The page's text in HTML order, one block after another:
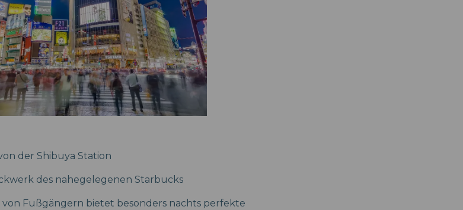
der Shibuya Station
des nahegelegenen Starbucks
von Fußgängern bietet besonders nachts perfekte